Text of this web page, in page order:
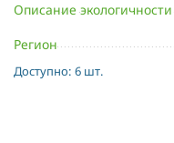
Описание экологичности
Регион
Доступно: 6 шт.